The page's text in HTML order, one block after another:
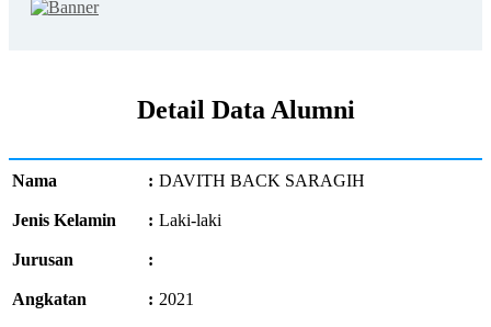
Detail Data Alumni
Nama : DAVITH BACK SARAGIH
Jenis Kelamin : Laki-laki
Jurusan :
Angkatan : 2021